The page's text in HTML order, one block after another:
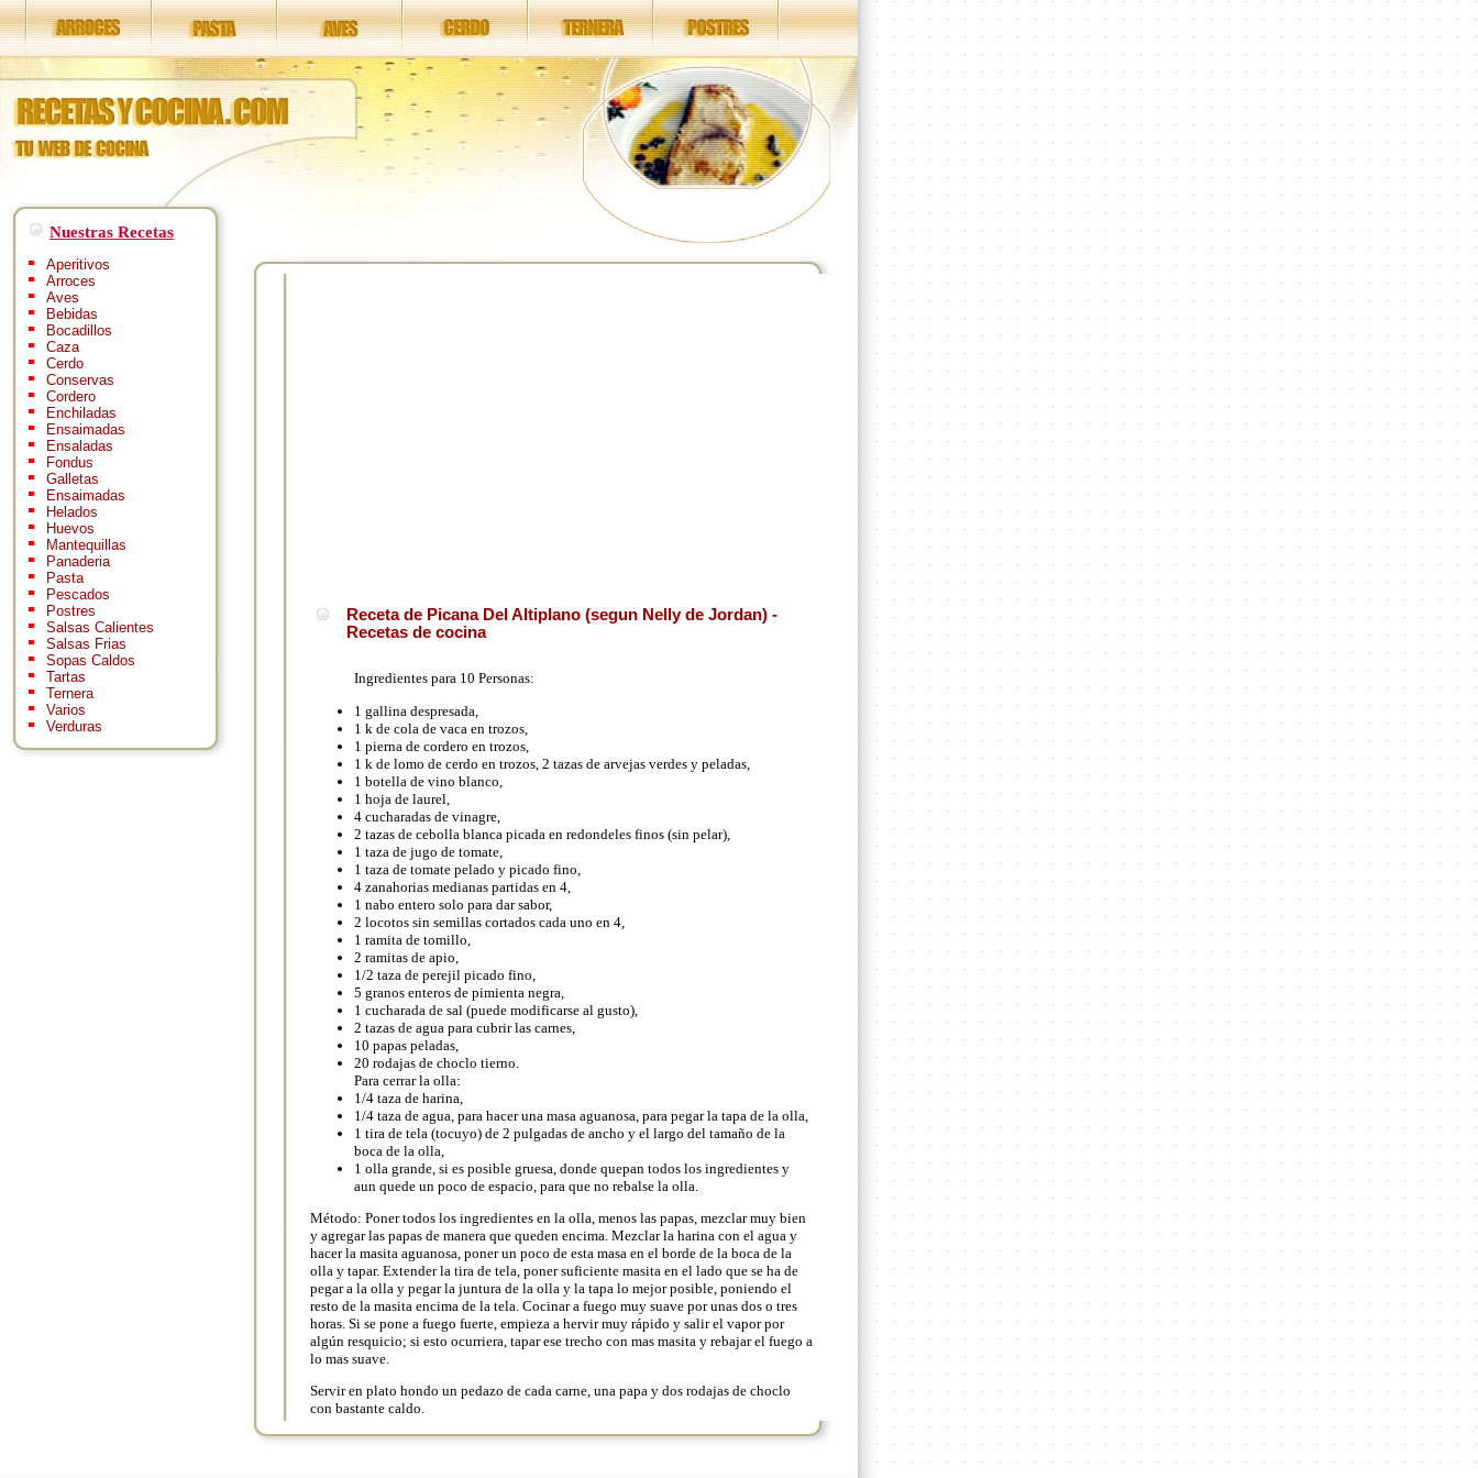
Nuestras Recetas
Aperitivos
Arroces
Aves
Bebidas
Bocadillos
Caza
Cerdo
Conservas
Cordero
Enchiladas
Ensaimadas
Ensaladas
Fondus
Galletas
Ensaimadas
Helados
Huevos
Mantequillas
Panaderia
Pasta
Pescados
Postres
Salsas Calientes
Salsas Frias
Sopas Caldos
Tartas
Ternera
Varios
Verduras
Receta de Picana Del Altiplano (segun Nelly de Jordan) -
Recetas de cocina
Ingredientes para 10 Personas:
1 gallina despresada,
1 k de cola de vaca en trozos,
1 pierna de cordero en trozos,
1 k de lomo de cerdo en trozos, 2 tazas de arvejas verdes y peladas,
1 botella de vino blanco,
1 hoja de laurel,
4 cucharadas de vinagre,
2 tazas de cebolla blanca picada en redondeles finos (sin pelar),
1 taza de jugo de tomate,
1 taza de tomate pelado y picado fino,
4 zanahorias medianas partidas en 4,
1 nabo entero solo para dar sabor,
2 locotos sin semillas cortados cada uno en 4,
1 ramita de tomillo,
2 ramitas de apio,
1/2 taza de perejil picado fino,
5 granos enteros de pimienta negra,
1 cucharada de sal (puede modificarse al gusto),
2 tazas de agua para cubrir las carnes,
10 papas peladas,
20 rodajas de choclo tierno.
Para cerrar la olla:
1/4 taza de harina,
1/4 taza de agua, para hacer una masa aguanosa, para pegar la tapa de la olla,
1 tira de tela (tocuyo) de 2 pulgadas de ancho y el largo del tamaño de la
boca de la olla,
1 olla grande, si es posible gruesa, donde quepan todos los ingredientes y
aun quede un poco de espacio, para que no rebalse la olla.
Método: Poner todos los ingredientes en la olla, menos las papas, mezclar muy bien
y agregar las papas de manera que queden encima. Mezclar la harina con el agua y
hacer la masita aguanosa, poner un poco de esta masa en el borde de la boca de la
olla y tapar. Extender la tira de tela, poner suficiente masita en el lado que se ha de
pegar a la olla y pegar la juntura de la olla y la tapa lo mejor posible, poniendo el
resto de la masita encima de la tela. Cocinar a fuego muy suave por unas dos o tres
horas. Si se pone a fuego fuerte, empieza a hervir muy rápido y salir el vapor por
algún resquicio; si esto ocurriera, tapar ese trecho con mas masita y rebajar el fuego a
lo mas suave.
Servir en plato hondo un pedazo de cada carne, una papa y dos rodajas de choclo
con bastante caldo.